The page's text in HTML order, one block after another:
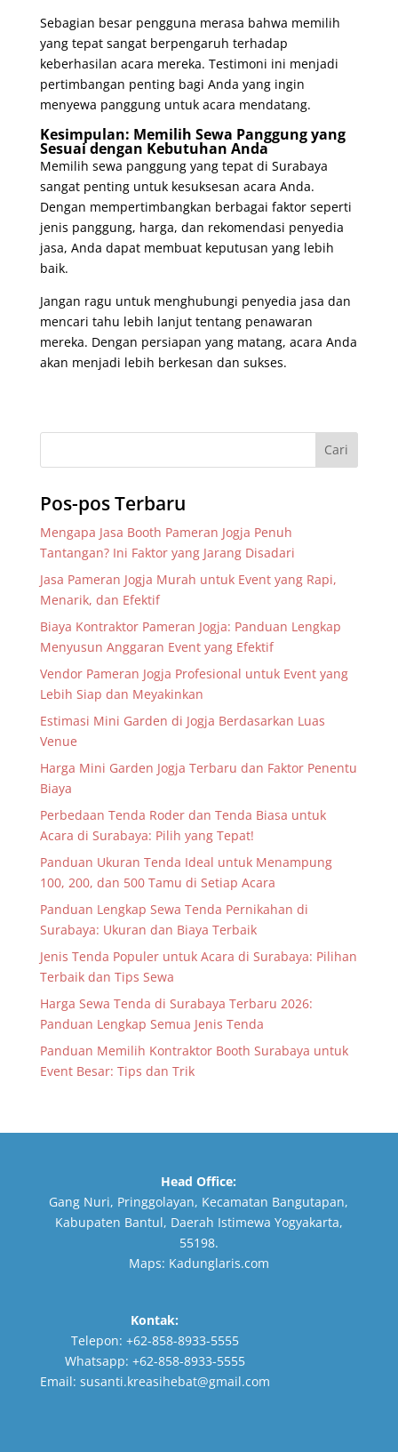
Sebagian besar pengguna merasa bahwa memilih
yang tepat sangat berpengaruh terhadap
keberhasilan acara mereka. Testimoni ini menjadi
pertimbangan penting bagi Anda yang ingin
menyewa panggung untuk acara mendatang.
Kesimpulan: Memilih Sewa Panggung yang
Sesuai dengan Kebutuhan Anda
Memilih sewa panggung yang tepat di Surabaya
sangat penting untuk kesuksesan acara Anda.
Dengan mempertimbangkan berbagai faktor seperti
jenis panggung, harga, dan rekomendasi penyedia
jasa, Anda dapat membuat keputusan yang lebih
baik.
Jangan ragu untuk menghubungi penyedia jasa dan
mencari tahu lebih lanjut tentang penawaran
mereka. Dengan persiapan yang matang, acara Anda
akan menjadi lebih berkesan dan sukses.
Pos-pos Terbaru
Mengapa Jasa Booth Pameran Jogja Penuh
Tantangan? Ini Faktor yang Jarang Disadari
Jasa Pameran Jogja Murah untuk Event yang Rapi,
Menarik, dan Efektif
Biaya Kontraktor Pameran Jogja: Panduan Lengkap
Menyusun Anggaran Event yang Efektif
Vendor Pameran Jogja Profesional untuk Event yang
Lebih Siap dan Meyakinkan
Estimasi Mini Garden di Jogja Berdasarkan Luas
Venue
Harga Mini Garden Jogja Terbaru dan Faktor Penentu
Biaya
Perbedaan Tenda Roder dan Tenda Biasa untuk
Acara di Surabaya: Pilih yang Tepat!
Panduan Ukuran Tenda Ideal untuk Menampung
100, 200, dan 500 Tamu di Setiap Acara
Panduan Lengkap Sewa Tenda Pernikahan di
Surabaya: Ukuran dan Biaya Terbaik
Jenis Tenda Populer untuk Acara di Surabaya: Pilihan
Terbaik dan Tips Sewa
Harga Sewa Tenda di Surabaya Terbaru 2026:
Panduan Lengkap Semua Jenis Tenda
Panduan Memilih Kontraktor Booth Surabaya untuk
Event Besar: Tips dan Trik
Head Office:
Gang Nuri, Pringgolayan, Kecamatan Bangutapan,
Kabupaten Bantul, Daerah Istimewa Yogyakarta,
55198.
Maps: Kadunglaris.com
Kontak:
Telepon: +62-858-8933-5555
Whatsapp: +62-858-8933-5555
Email: susanti.kreasihebat@gmail.com